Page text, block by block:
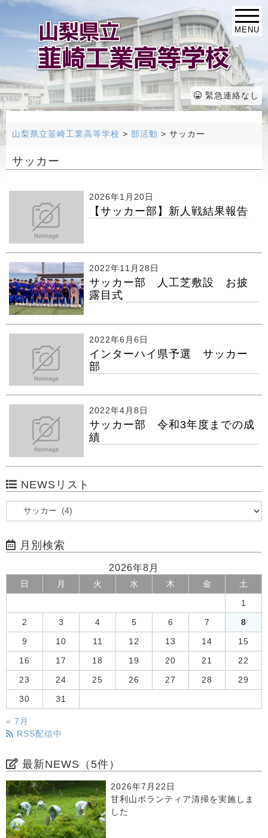
MENU
緊急連絡なし
山梨県立韮崎工業高等学校 > 部活動 > サッカー
サッカー
2026年1月20日
【サッカー部】新人戦結果報告
2022年11月28日
サッカー部 人工芝敷設 お披
露目式
2022年6月6日
インターハイ県予選 サッカー
部
2022年4月8日
サッカー部 令和3年度までの成
績
NEWSリスト
月別検索
2026年8月
日 月 火 水 木 金 土
1
2 3 4 5 6 7 8
9 10 11 12 13 14 15
16 17 18 19 20 21 22
23 24 25 26 27 28 29
30 31
« 7月
RSS配信中
最新NEWS（5件）
2026年7月22日
甘利山ボランティア清掃を実施しま
した